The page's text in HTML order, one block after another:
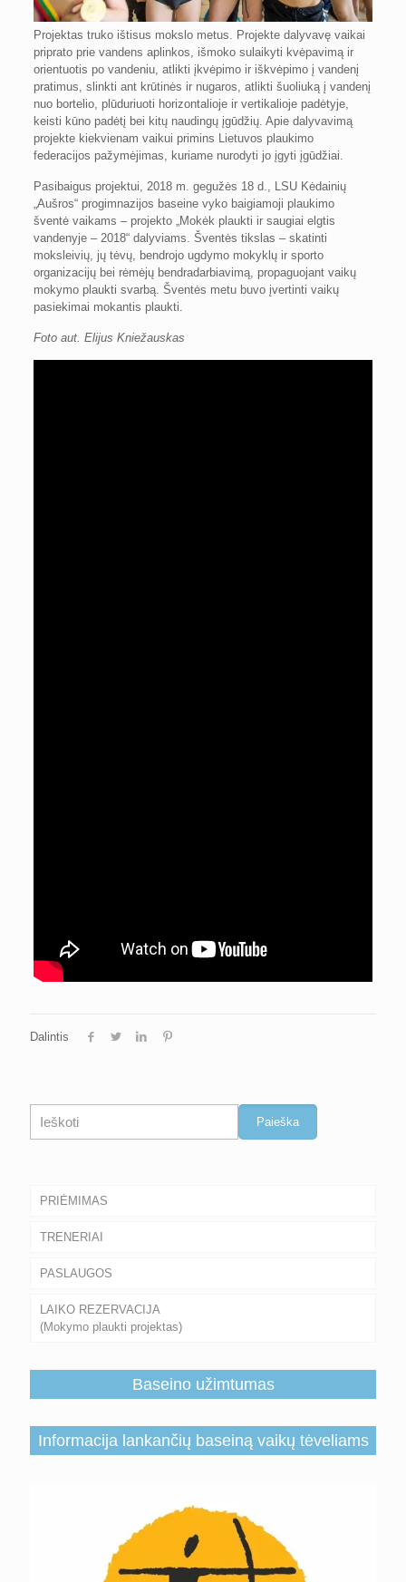
Projektas truko ištisus mokslo metus. Projekte dalyvavę vaikai
priprato prie vandens aplinkos, išmoko sulaikyti kvėpavimą ir
orientuotis po vandeniu, atlikti įkvėpimo ir iškvėpimo į vandenį
pratimus, slinkti ant krūtinės ir nugaros, atlikti šuoliuką į vandenį
nuo bortelio, plūduriuoti horizontalioje ir vertikalioje padėtyje,
keisti kūno padėtį bei kitų naudingų įgūdžių. Apie dalyvavimą
projekte kiekvienam vaikui primins Lietuvos plaukimo
federacijos pažymėjimas, kuriame nurodyti jo įgyti įgūdžiai.
Pasibaigus projektui, 2018 m. gegužės 18 d., LSU Kėdainių
„Aušros“ progimnazijos baseine vyko baigiamoji plaukimo
šventė vaikams – projekto „Mokėk plaukti ir saugiai elgtis
vandenyje – 2018“ dalyviams. Šventės tikslas – skatinti
moksleivių, jų tėvų, bendrojo ugdymo mokyklų ir sporto
organizacijų bei rėmėjų bendradarbiavimą, propaguojant vaikų
mokymo plaukti svarbą. Šventės metu buvo įvertinti vaikų
pasiekimai mokantis plaukti.
Foto aut. Elijus Kniežauskas
Dalintis
Paieška Paieška
PRIĖMIMAS
TRENERIAI
PASLAUGOS
LAIKO REZERVACIJA
(Mokymo plaukti projektas)
Baseino užimtumas
Informacija lankančių baseiną vaikų tėveliams